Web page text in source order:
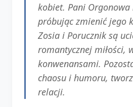
kobiet. Pani Orgonowa
próbując zmienić jego
Zosia i Porucznik są
romantycznej miłości,
konwenansami.
chaosu i humoru,
relacji.